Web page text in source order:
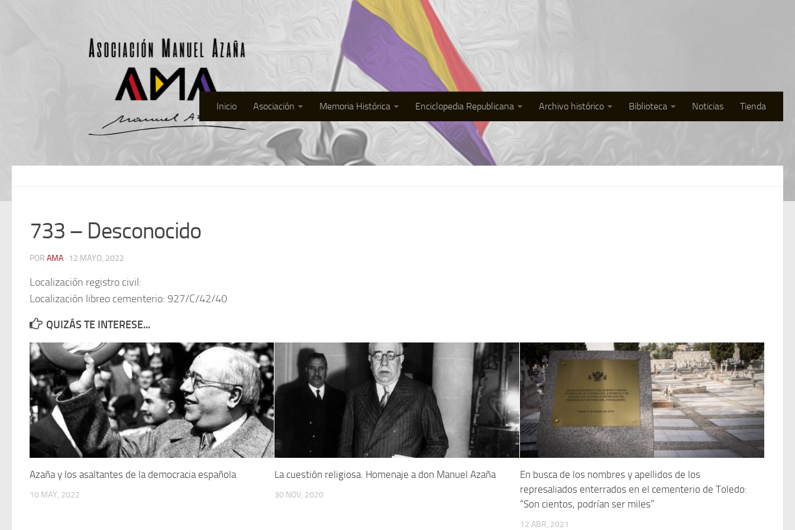
Inicio Asociación Memoria Histórica Enciclopedia Republicana Archivo histórico Biblioteca Noticias Tienda
733 – Desconocido
POR AMA · 12 MAYO, 2022
Localización registro civil:
Localización libreo cementerio: 927/C/42/40
QUIZÁS TE INTERESE...
Azaña y los asaltantes de la democracia española
10 MAY, 2022
La cuestión religiosa. Homenaje a don Manuel Azaña
30 NOV, 2020
En busca de los nombres y apellidos de los
represaliados enterrados en el cementerio de Toledo:
“Son cientos, podrían ser miles”
12 ABR, 2021